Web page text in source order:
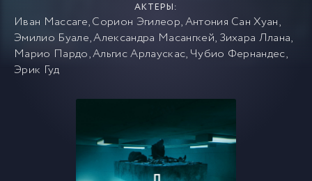
АКТЕРЫ:
Иван Массаге,Сорион Эгилеор,Антония Сан Хуан,
Эмилио Буале,Александра Масангкей, Зихара Ллана,
Марио Пардо,Альгис Арлаускас, Чубио Фернандес,
Эрик Гуд